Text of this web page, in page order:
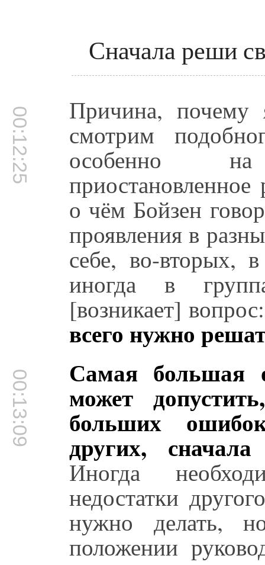
Сначала реши
00:12:25 Причина,
смотрим
особенно
о чём Бойзен
проявления в
себе, во-вторых,
иногда в
[возникает]
всего нужно
00:13:09 Самая большая
может
больших
других,
Иногда
недостатки
нужно делать,
положении